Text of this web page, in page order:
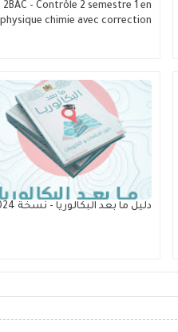
2BAC - Contrôle 2 semestre 1 en
physique chimie avec correction
دليل ما بعد البكالوريا - نسخة 2024